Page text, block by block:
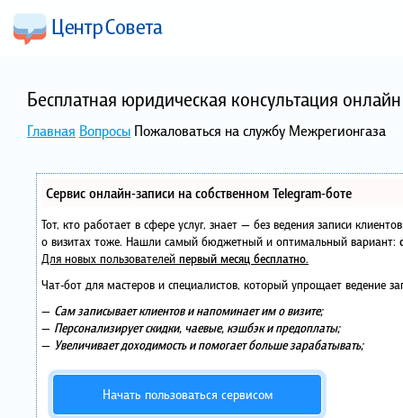
Бесплатная юридическая консультация
Главная Вопросы Пожаловаться на службу Межрегионгаза
Сервис онлайн-записи на собственном Telegram-боте
Тот, кто работает в сфере услуг, знает — без ведения записи
о визитах тоже. Нашли самый бюджетный и оптимальный вариант:
Для новых пользователей первый месяц бесплатно.
Чат-бот для мастеров и специалистов, который упрощает ведение
— Сам записывает клиентов и напоминает им о визите;
— Персонализирует скидки, чаевые, кэшбэк и предоплаты;
— Увеличивает доходимость и помогает больше зарабатывать;
Начать пользоваться сервисом